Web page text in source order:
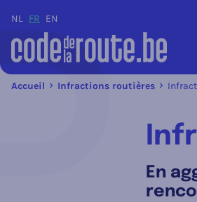
NL FR EN
Accueil Infractions routières
En